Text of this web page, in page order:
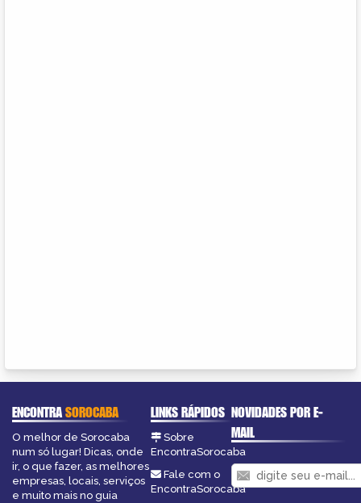
ENCONTRASOROCABA
O melhor de Sorocaba
num só lugar! Dicas, onde
ir, o que fazer, as melhores
empresas, locais, serviços
e muito mais no guia
LINKS RÁPIDOS
Sobre
EncontraSorocaba
Fale com o
EncontraSorocaba
NOVIDADES POR E-
MAIL